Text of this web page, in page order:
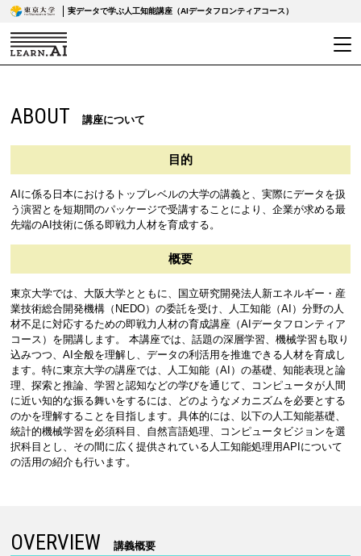
実データで学ぶ人工知能講座（AIデータフロンティアコース）
ABOUT 講座について
目的
AIに係る日本におけるトップレベルの大学の講義と、実際にデータを扱
う演習とを短期間のパッケージで受講することにより、企業が求める最
先端のAI技術に係る即戦力人材を育成する。
概要
東京大学では、大阪大学とともに、国立研究開発法人新エネルギー・産
業技術総合開発機構（NEDO）の委託を受け、人工知能（AI）分野の人
材不足に対応するための即戦力人材の育成講座（AIデータフロンティア
コース）を開講します。 本講座では、話題の深層学習、機械学習も取り
込みつつ、AI全般を理解し、データの利活用を推進できる人材を育成し
ます。特に東京大学の講座では、人工知能（AI）の基礎、知能表現と論
理、探索と推論、学習と認知などの学びを通じて、コンピュータが人間
に近い知的な振る舞いをするには、どのようなメカニズムを必要とする
のかを理解することを目指します。具体的には、以下の人工知能基礎、
統計的機械学習を必須科目、自然言語処理、コンピュータビジョンを選
択科目とし、その間に広く提供されている人工知能処理用APIについて
の活用の紹介も行います。
OVERVIEW 講義概要